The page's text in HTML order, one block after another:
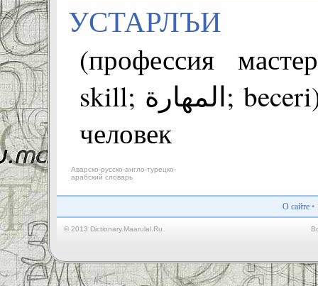
УСТАРЛЪИ
(профессия
skill; المهارة; beceri) =~ бугев чи мастеровой
человек
Аварско-русско-англо-турецко-
арабский словарь
О сайте•
© 2013 Dictionary.Maarulal.Ru